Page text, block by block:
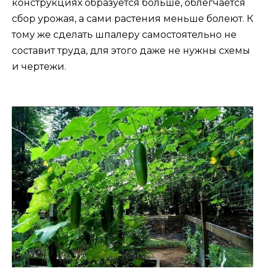
конструкциях образуется больше, облегчается
сбор урожая, а сами растения меньше болеют. К
тому же сделать шпалеру самостоятельно не
составит труда, для этого даже не нужны схемы
и чертежи.